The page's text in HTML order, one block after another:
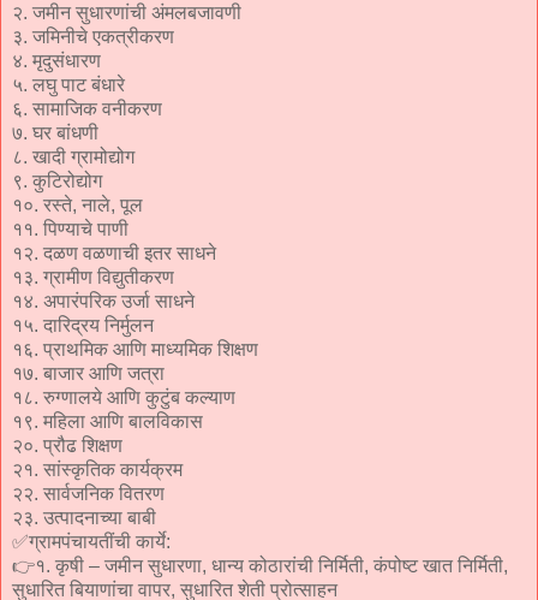
२. जमीन सुधारणांची अंमलबजावणी
३. जमिनीचे एकत्रीकरण
४. मृदुसंधारण
५. लघु पाट बंधारे
६. सामाजिक वनीकरण
७. घर बांधणी
८. खादी ग्रामोद्योग
९. कुटिरोद्योग
१०. रस्ते, नाले, पूल
११. पिण्याचे पाणी
१२. दळण वळणाची इतर साधने
१३. ग्रामीण विद्युतीकरण
१४. अपारंपरिक उर्जा साधने
१५. दारिद्रय निर्मुलन
१६. प्राथमिक आणि माध्यमिक शिक्षण
१७. बाजार आणि जत्रा
१८. रुग्णालये आणि कुटुंब कल्याण
१९. महिला आणि बालविकास
२०. प्रौढ शिक्षण
२१. सांस्कृतिक कार्यक्रम
२२. सार्वजनिक वितरण
२३. उत्पादनाच्या बाबी
✅ग्रामपंचायतींची कार्ये:
👉१. कृषी – जमीन सुधारणा, धान्य कोठारांची निर्मिती, कंपोष्ट खात निर्मिती,
सुधारित बियाणांचा वापर, सुधारित शेती प्रोत्साहन